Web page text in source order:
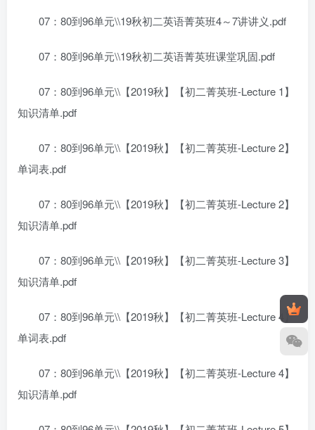
07：80到96单元\\19秋初二英语菁英班4～7讲讲义.pdf
07：80到96单元\\19秋初二英语菁英班课堂巩固.pdf
07：80到96单元\\【2019秋】【初二菁英班-Lecture 1】
知识清单.pdf
07：80到96单元\\【2019秋】【初二菁英班-Lecture 2】
单词表.pdf
07：80到96单元\\【2019秋】【初二菁英班-Lecture 2】
知识清单.pdf
07：80到96单元\\【2019秋】【初二菁英班-Lecture 3】
知识清单.pdf
07：80到96单元\\【2019秋】【初二菁英班-Lecture 4】
单词表.pdf
07：80到96单元\\【2019秋】【初二菁英班-Lecture 4】
知识清单.pdf